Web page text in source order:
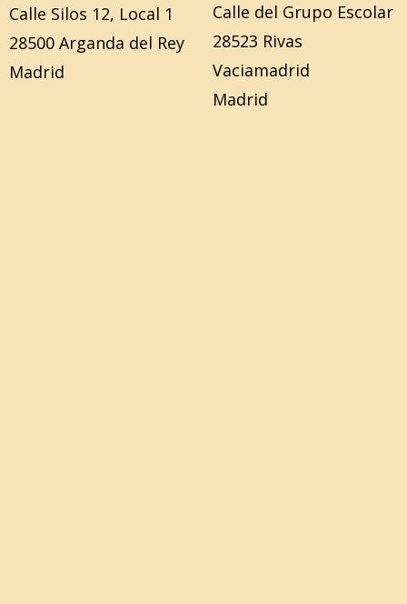
Calle Silos 12, Local 1
28500 Arganda del Rey
Madrid
Calle del Grupo Escolar
28523 Rivas
Vaciamadrid
Madrid